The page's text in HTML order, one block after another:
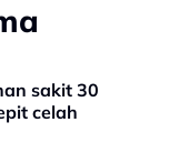
sakit 30
celah